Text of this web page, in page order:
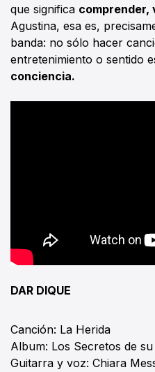
que significa comprender,
Agustina, esa es,
banda: no sólo hacer
entretenimiento o sentido
conciencia.
DAR DIQUE
Canción: La Herida
Album: Los Secretos de
Guitarra y voz: Chiara